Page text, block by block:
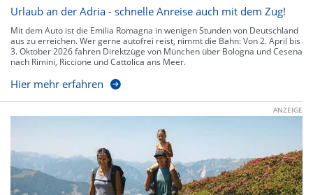
Urlaub an der Adria - schnelle Anreise auch mit dem Zug!
Mit dem Auto ist die Emilia Romagna in wenigen Stunden von Deutschland
aus zu erreichen. Wer gerne autofrei reist, nimmt die Bahn: Von 2. April bis
3. Oktober 2026 fahren Direktzüge von München über Bologna und Cesena
nach Rimini, Riccione und Cattolica ans Meer.
Hier mehr erfahren
ANZEIGE